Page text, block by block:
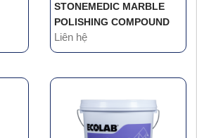
STONEMEDIC MARBLE
POLISHING COMPOUND
Liên hệ